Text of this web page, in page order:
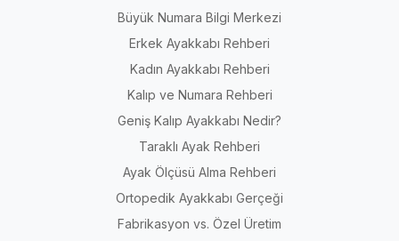
Büyük Numara Bilgi Merkezi
Erkek Ayakkabı Rehberi
Kadın Ayakkabı Rehberi
Kalıp ve Numara Rehberi
Geniş Kalıp Ayakkabı Nedir?
Taraklı Ayak Rehberi
Ayak Ölçüsü Alma Rehberi
Ortopedik Ayakkabı Gerçeği
Fabrikasyon vs. Özel Üretim